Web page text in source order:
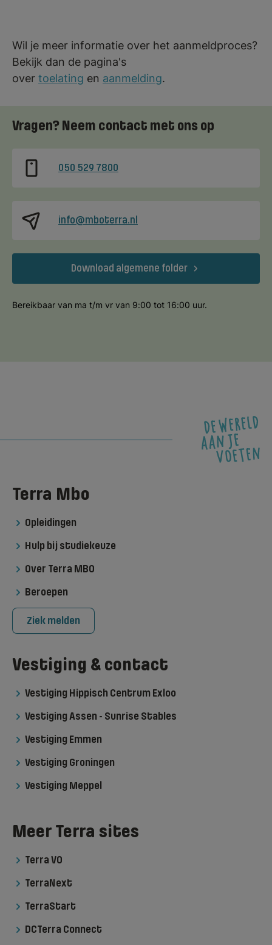
Wil je meer informatie over het aanmeldproces?
Bekijk dan de pagina's
over toelating en aanmelding.
Vragen? Neem contact met ons op
050 529 7800
info@mboterra.nl
Download algemene folder
Bereikbaar van ma t/m vr van 9:00 tot 16:00 uur.
Terra Mbo
Opleidingen
Hulp bij studiekeuze
Over Terra MBO
Beroepen
Ziek melden
Vestiging & contact
Vestiging Hippisch Centrum Exloo
Vestiging Assen - Sunrise Stables
Vestiging Emmen
Vestiging Groningen
Vestiging Meppel
Meer Terra sites
Terra VO
TerraNext
TerraStart
DCTerra Connect